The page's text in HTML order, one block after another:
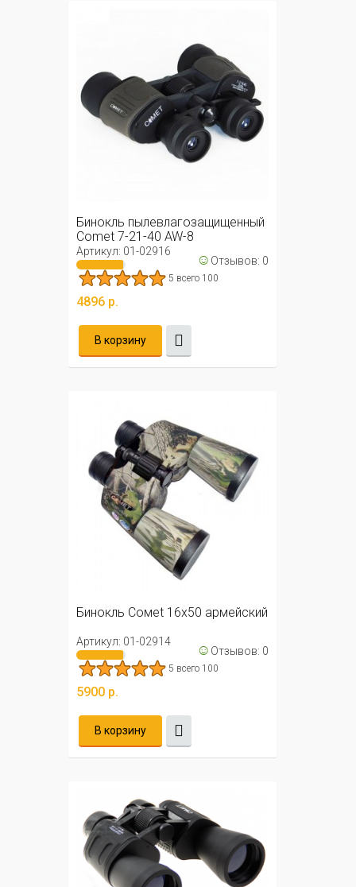
Бинокль пылевлагозащищенный
Comet 7-21-40 AW-8
Артикул: 01-02916 ☺ Отзывов: 0
5 всего 100
4896 р.
В корзину
Бинокль Cомеt 16x50 армейский
Артикул: 01-02914 ☺ Отзывов: 0
5 всего 100
5900 р.
В корзину